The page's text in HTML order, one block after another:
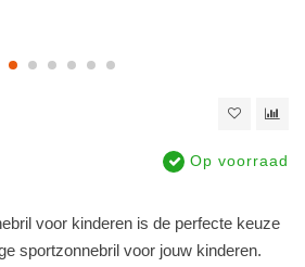
Op voorraad
voor kinderen is de perfecte keuze
sportzonnebril voor jouw kinderen.